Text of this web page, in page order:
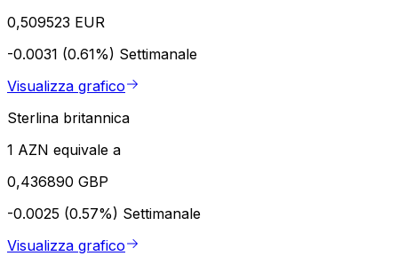
0,509523 EUR
-0.0031 (0.61%) Settimanale
Visualizza grafico
Sterlina britannica
1 AZN equivale a
0,436890 GBP
-0.0025 (0.57%) Settimanale
Visualizza grafico